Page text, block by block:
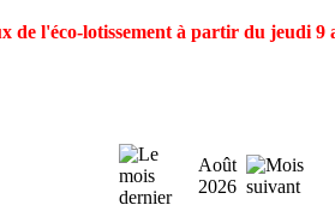
l'éco-lotissement à partir du jeudi 9
Août
2026